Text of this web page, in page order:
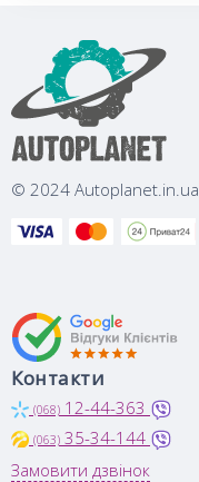
© 2024 Autoplanet.in.ua
Контакти
(068) 12-44-363
(063) 35-34-144
Замовити дзвінок